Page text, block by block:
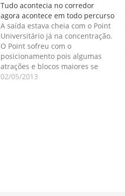
Tudo acontecia no corredor
agora acontece em todo percurso
A saída estava cheia com o Point
Universitário já na concentração.
O Point sofreu com o
posicionamento pois algumas
atrações e blocos maiores se
aprontavam algumas vezes após
02/05/2013